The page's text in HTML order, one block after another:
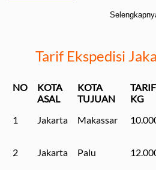
Tarif Ekspedisi
NO
KOTA
ASAL
KOTA
TUJUAN
KG
1 Jakarta Makassar
2
Jakarta Palu